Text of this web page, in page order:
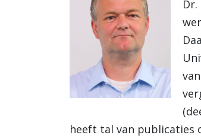
heeft tal van publicaties